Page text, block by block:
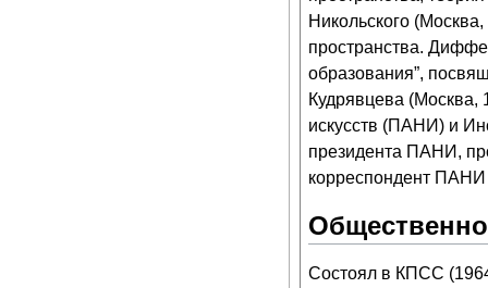
Никольского (Москва,
пространства.
образования”,
Кудрявцева (Москва,
искусств (ПАНИ) и
президента ПАНИ,
корреспондент ПАНИ
Состоял в КПСС (